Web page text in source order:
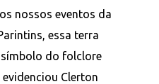
nossos eventos da
essa terra
do folclore
Clerton